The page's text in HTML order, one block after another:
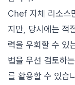
Chef 자체 리소스
지만, 당시에는 적
력을 우회할 수 있
법을 우선 검토하
를 활용할 수 있습